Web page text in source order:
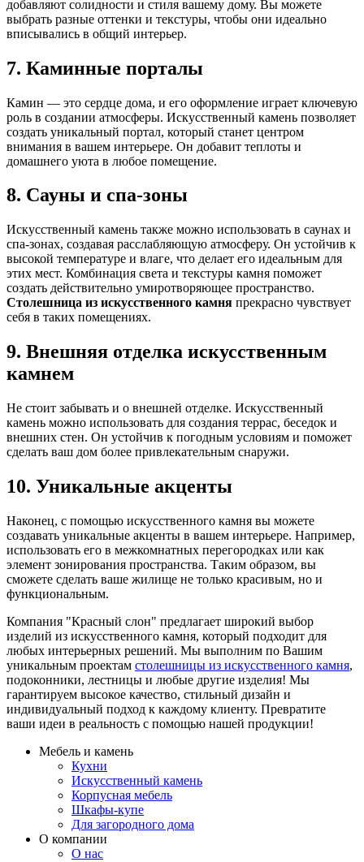
добавляют солидности и стиля вашему дому. Вы можете
выбрать разные оттенки и текстуры, чтобы они идеально
вписывались в общий интерьер.
7. Каминные порталы
Камин — это сердце дома, и его оформление играет ключевую
роль в создании атмосферы. Искусственный камень позволяет
создать уникальный портал, который станет центром
внимания в вашем интерьере. Он добавит теплоты и
домашнего уюта в любое помещение.
8. Сауны и спа-зоны
Искусственный камень также можно использовать в саунах и
спа-зонах, создавая расслабляющую атмосферу. Он устойчив к
высокой температуре и влаге, что делает его идеальным для
этих мест. Комбинация света и текстуры камня поможет
создать действительно умиротворяющее пространство.
Столешница из искусственного камня прекрасно чувствует
себя в таких помещениях.
9. Внешняя отделка искусственным
камнем
Не стоит забывать и о внешней отделке. Искусственный
камень можно использовать для создания террас, беседок и
внешних стен. Он устойчив к погодным условиям и поможет
сделать ваш дом более привлекательным снаружи.
10. Уникальные акценты
Наконец, с помощью искусственного камня вы можете
создавать уникальные акценты в вашем интерьере. Например,
использовать его в межкомнатных перегородках или как
элемент зонирования пространства. Таким образом, вы
сможете сделать ваше жилище не только красивым, но и
функциональным.
Компания "Красный слон" предлагает широкий выбор
изделий из искусственного камня, который подходит для
любых интерьерных решений. Мы выполним по Вашим
уникальным проектам столешницы из искусственного камня,
подоконники, лестницы и любые другие изделия! Мы
гарантируем высокое качество, стильный дизайн и
индивидуальный подход к каждому клиенту. Превратите
ваши идеи в реальность с помощью нашей продукции!
Мебель и камень
Кухни
Искусственный камень
Корпусная мебель
Шкафы-купе
Для загородного дома
О компании
О нас